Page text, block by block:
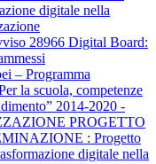
digitale nella
28966 Digital Board:
– Programma
la scuola, competenze
2014-2020 -
PROGETTO
: Progetto
digitale nella